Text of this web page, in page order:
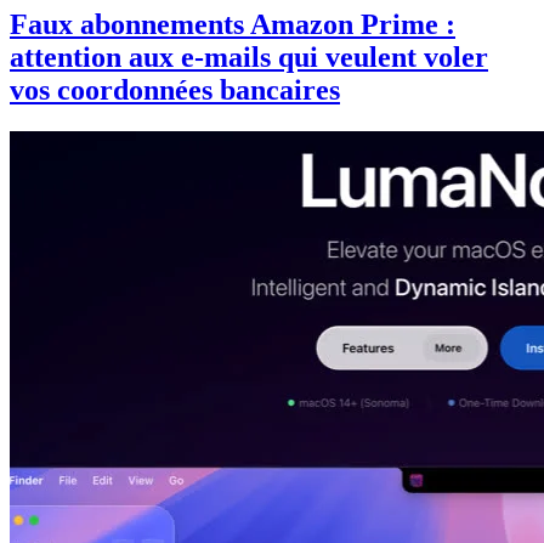
Faux abonnements Amazon Prime :
attention aux e-mails qui veulent voler
vos coordonnées bancaires